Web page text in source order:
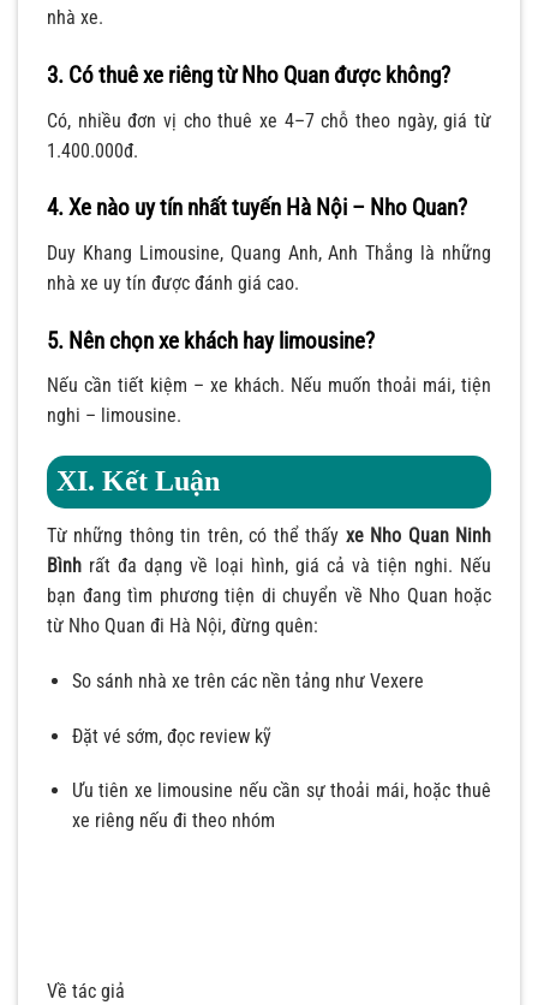
nhà xe.
3. Có thuê xe riêng từ Nho Quan được không?
Có, nhiều đơn vị cho thuê xe 4–7 chỗ theo ngày, giá từ
1.400.000đ.
4. Xe nào uy tín nhất tuyến Hà Nội – Nho Quan?
Duy Khang Limousine, Quang Anh, Anh Thắng là những
nhà xe uy tín được đánh giá cao.
5. Nên chọn xe khách hay limousine?
Nếu cần tiết kiệm – xe khách. Nếu muốn thoải mái, tiện
nghi – limousine.
XI. Kết Luận
Từ những thông tin trên, có thể thấy xe Nho Quan Ninh
Bình rất đa dạng về loại hình, giá cả và tiện nghi. Nếu
bạn đang tìm phương tiện di chuyển về Nho Quan hoặc
từ Nho Quan đi Hà Nội, đừng quên:
So sánh nhà xe trên các nền tảng như Vexere
Đặt vé sớm, đọc review kỹ
Ưu tiên xe limousine nếu cần sự thoải mái, hoặc thuê
xe riêng nếu đi theo nhóm
Về tác giả